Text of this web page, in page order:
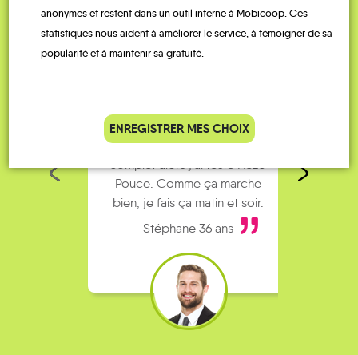
Je vais bosser en train, mais le
parking de la gare est toujours
complet alors j’ai testé Rezo
Pouce. Comme ça marche
bien, je fais ça matin et soir.
Stéphane 36 ans
anonymes et restent dans un outil interne à Mobicoop. Ces
statistiques nous aident à améliorer le service, à témoigner de sa
popularité et à maintenir sa gratuité.
ENREGISTRER MES CHOIX